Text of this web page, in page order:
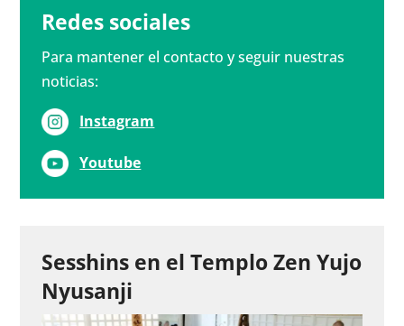
Redes sociales
Para mantener el contacto y seguir nuestras
noticias:
Instagram
Youtube
Sesshins en el Templo Zen Yujo
Nyusanji